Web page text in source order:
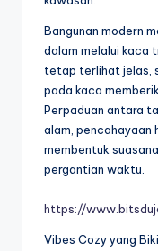
Bangunan modern
dalam melalui kaca
tetap terlihat jelas,
pada kaca
Perpaduan antara
alam, pencahayaan
membentuk
pergantian waktu.
https://
Vibes Cozy yang